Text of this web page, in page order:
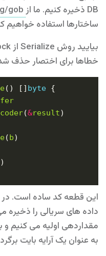
DB ذخیره کنیم. ما از
ساختارها استفاده خواهیم
خطاها برای اختصار حذف
() [] byte
(&result
(b
این قطعه کد ساده است. در
داده های سریالی را
مقداردهی اولیه می کنیم و
به عنوان یک آرایه بایت